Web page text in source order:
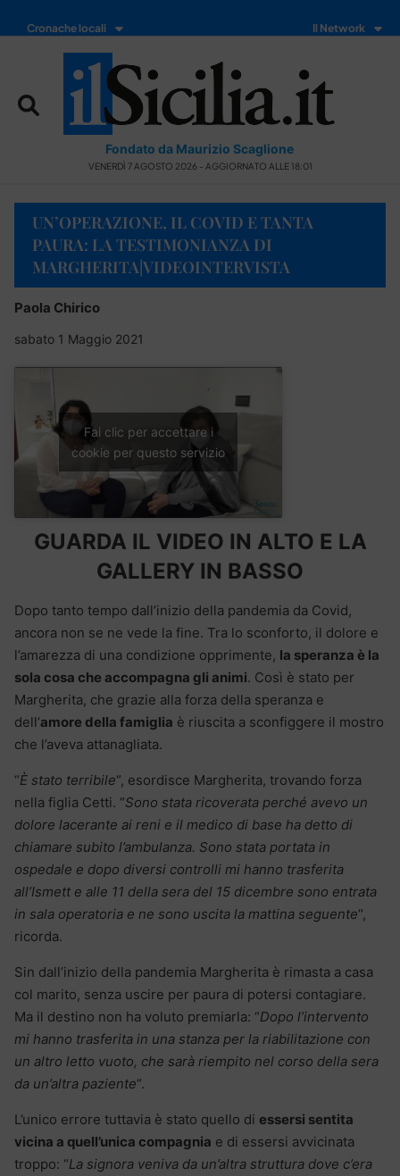
Cronache locali Il Network
Fondato da Maurizio Scaglione
VENERDÌ 7 AGOSTO 2026 - AGGIORNATO ALLE 18:01
UN’OPERAZIONE, IL COVID E TANTA
PAURA: LA TESTIMONIANZA DI
MARGHERITA|VIDEOINTERVISTA
Paola Chirico
sabato 1 Maggio 2021
Fai clic per accettare i
cookie per questo servizio
GUARDA IL VIDEO IN ALTO E LA
GALLERY IN BASSO
Dopo tanto tempo dall’inizio della pandemia da Covid,
ancora non se ne vede la fine. Tra lo sconforto, il dolore e
l’amarezza di una condizione opprimente, la speranza è la
sola cosa che accompagna gli animi. Così è stato per
Margherita, che grazie alla forza della speranza e
dell’amore della famiglia è riuscita a sconfiggere il mostro
che l’aveva attanagliata.
“È stato terribile“, esordisce Margherita, trovando forza
nella figlia Cetti. “Sono stata ricoverata perché avevo un
dolore lacerante ai reni e il medico di base ha detto di
chiamare subito l’ambulanza. Sono stata portata in
ospedale e dopo diversi controlli mi hanno trasferita
all’Ismett e alle 11 della sera del 15 dicembre sono entrata
in sala operatoria e ne sono uscita la mattina seguente“,
ricorda.
Sin dall’inizio della pandemia Margherita è rimasta a casa
col marito, senza uscire per paura di potersi contagiare.
Ma il destino non ha voluto premiarla: “Dopo l’intervento
mi hanno trasferita in una stanza per la riabilitazione con
un altro letto vuoto, che sarà riempito nel corso della sera
da un’altra paziente“.
L’unico errore tuttavia è stato quello di essersi sentita
vicina a quell’unica compagnia e di essersi avvicinata
troppo: “La signora veniva da un’altra struttura dove c’era